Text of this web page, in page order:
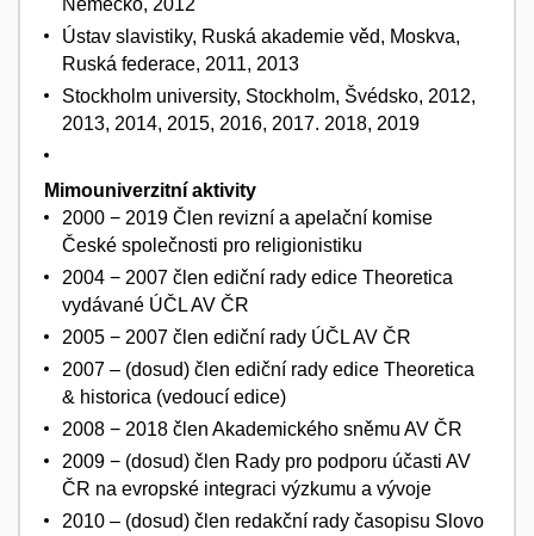
Ústav slavistiky, Ruská akademie věd, Moskva,
Ruská federace, 2011, 2013
Stockholm university, Stockholm, Švédsko, 2012,
2013, 2014, 2015, 2016, 2017. 2018, 2019
Mimouniverzitní aktivity
2000 − 2019 Člen revizní a apelační komise
České společnosti pro religionistiku
2004 − 2007 člen ediční rady edice Theoretica
vydávané ÚČL AV ČR
2005 − 2007 člen ediční rady ÚČL AV ČR
2007 – (dosud) člen ediční rady edice Theoretica
& historica (vedoucí edice)
2008 − 2018 člen Akademického sněmu AV ČR
2009 − (dosud) člen Rady pro podporu účasti AV
ČR na evropské integraci výzkumu a vývoje
2010 – (dosud) člen redakční rady časopisu Slovo